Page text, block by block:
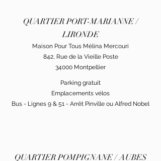
QUARTIER PORT-MARIANNE /
LIRONDE
Maison Pour Tous Mélina Mercouri
842, Rue de la Vieille Poste
34000 Montpellier
Parking gratuit
Emplacements vélos
Bus - Lignes 9 & 51 - Arrêt Pinville ou Alfred Nobel
QUARTIER POMPIGNANE / AUBES